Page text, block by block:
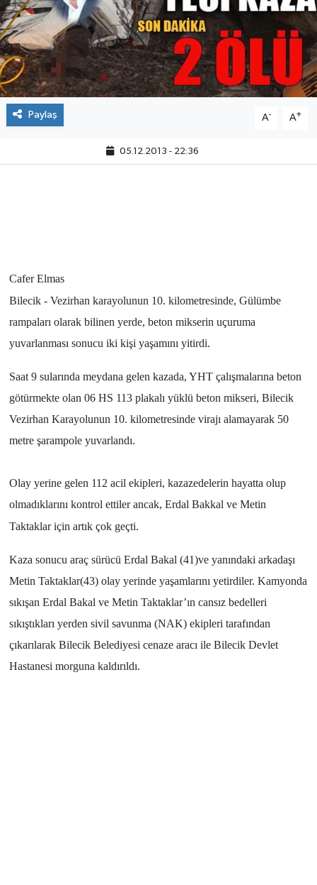
Paylaş A- A+
05.12.2013 - 22:36
Cafer Elmas
Bilecik - Vezirhan karayolunun 10. kilometresinde, Gülümbe
rampaları olarak bilinen yerde, beton mikserin uçuruma
yuvarlanması sonucu iki kişi yaşamını yitirdi.
Saat 9 sularında meydana gelen kazada, YHT çalışmalarına beton
götürmekte olan 06 HS 113 plakalı yüklü beton mikseri, Bilecik
Vezirhan Karayolunun 10. kilometresinde virajı alamayarak 50
metre şarampole yuvarlandı.
Olay yerine gelen 112 acil ekipleri, kazazedelerin hayatta olup
olmadıklarını kontrol ettiler ancak, Erdal Bakkal ve Metin
Taktaklar için artık çok geçti.
Kaza sonucu araç sürücü Erdal Bakal (41)ve yanındaki arkadaşı
Metin Taktaklar(43) olay yerinde yaşamlarını yetirdiler. Kamyonda
sıkışan Erdal Bakal ve Metin Taktaklar’ın cansız bedelleri
sıkıştıkları yerden sivil savunma (NAK) ekipleri tarafından
çıkarılarak Bilecik Belediyesi cenaze aracı ile Bilecik Devlet
Hastanesi morguna kaldırıldı.